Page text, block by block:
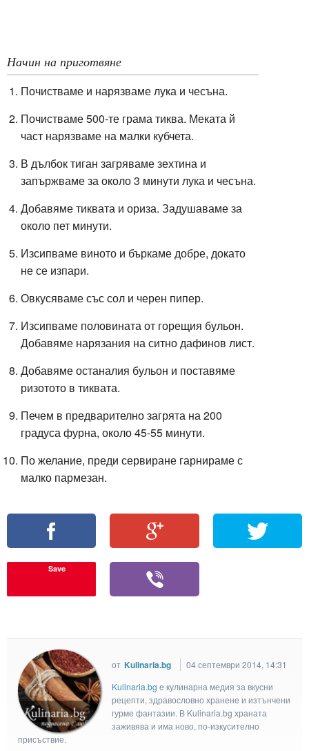
Начин на приготвяне
Почистваме и нарязваме лука и чесъна.
Почистваме 500-те грама тиква. Меката й
част нарязваме на малки кубчета.
В дълбок тиган загряваме зехтина и
запържваме за около 3 минути лука и чесъна.
Добавяме тиквата и ориза. Задушаваме за
около пет минути.
Изсипваме виното и бъркаме добре, докато
не се изпари.
Овкусяваме със сол и черен пипер.
Изсипваме половината от горещия бульон.
Добавяме нарязания на ситно дафинов лист.
Добавяме останалия бульон и поставяме
ризотото в тиквата.
Печем в предварително загрята на 200
градуса фурна, около 45-55 минути.
По желание, преди сервиране гарнираме с
малко пармезан.
Save
от Kulinaria.bg
04 септември 2014, 14:31
Kulinaria.bg e кулинарна медия за вкусни
рецепти, здравословно хранене и изтънчени
гурме фантазии. В Kulinaria.bg храната
заживява и има ново, по-изкусително
присъствие.